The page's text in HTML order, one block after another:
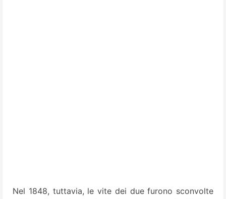
Nel 1848, tuttavia, le vite dei due furono sconvolte